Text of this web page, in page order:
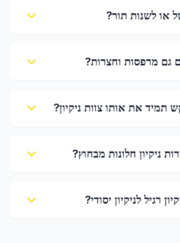
או לשנות תור?
גם מרפסות וחצרות?
את אותו צוות ניקיון?
ניקיון חלונות מבחוץ?
רגיל לניקיון יסודי?